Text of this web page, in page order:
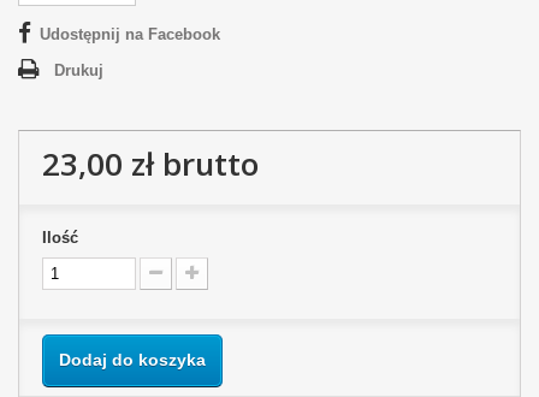
Udostępnij na Facebook
Drukuj
23,00 złbrutto
Ilość
Dodaj do koszyka